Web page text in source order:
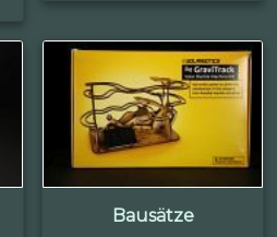
Bausätze